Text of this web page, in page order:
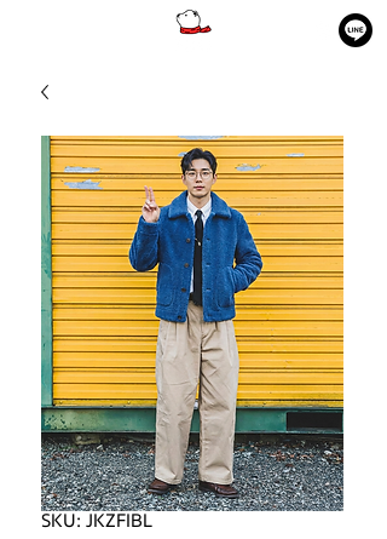
SKU: JKZFIBL